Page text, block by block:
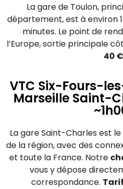
La gare de Toulon,
département, est à environ
minutes. Le point de
l’Europe, sortie principale
40
VTC Six-Fours-
Marseille Saint-
La gare Saint-Charles est
de la région, avec des
et toute la France. Notre
vous y dépose
correspondance.